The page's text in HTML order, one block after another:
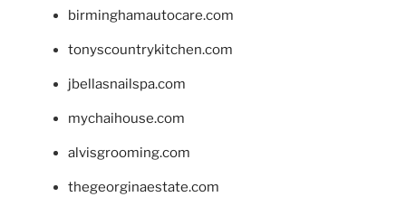
birminghamautocare.com
tonyscountrykitchen.com
jbellasnailspa.com
mychaihouse.com
alvisgrooming.com
thegeorginaestate.com